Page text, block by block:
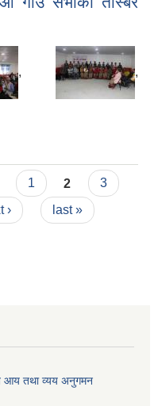
, ,
1 2
3
› last »
आय तथा व्यय अनुगमन